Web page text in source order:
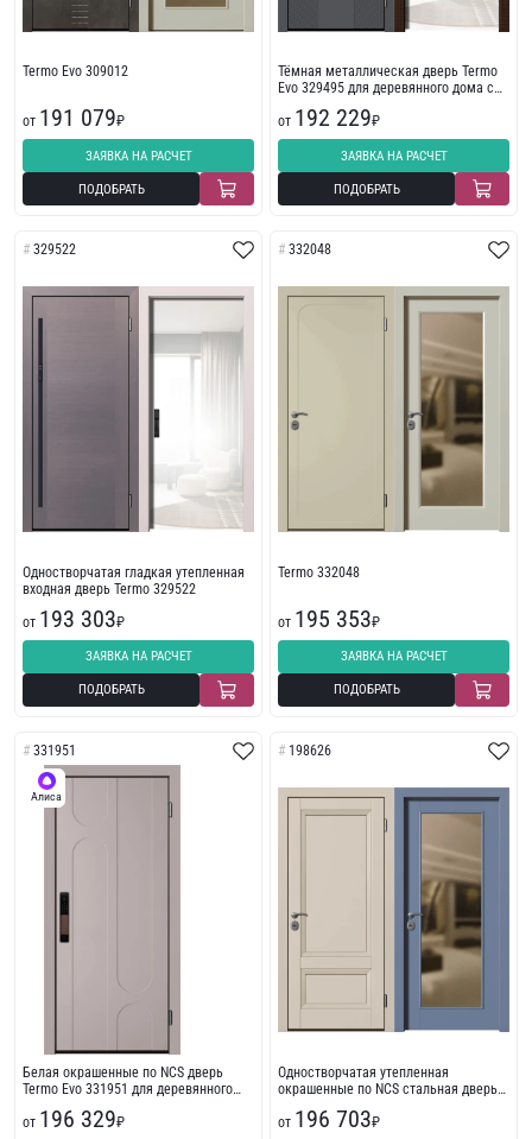
Termo Evo 309012
от 191 079₽
ЗАЯВКА НА РАСЧЕТ
ПОДОБРАТЬ
Тёмная металлическая дверь Termo
Evo 329495 для деревянного дома с
от 192 229₽
ЗАЯВКА НА РАСЧЕТ
ПОДОБРАТЬ
329522
Одностворчатая гладкая утепленная
входная дверь Termo 329522
от 193 303₽
ЗАЯВКА НА РАСЧЕТ
ПОДОБРАТЬ
332048
Termo 332048
от 195 353₽
ЗАЯВКА НА РАСЧЕТ
ПОДОБРАТЬ
331951
Алиса
Белая окрашенные по NCS дверь
Termo Evo 331951 для деревянного
от 196 329₽
198626
Одностворчатая утепленная
окрашенные по NCS стальная дверь
от 196 703₽